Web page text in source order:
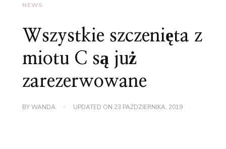
NEWS
Wszystkie szczenięta z
miotu C są już
zarezerwowane
BYWANDA UPDATED ON 23 PAŹDZIERNIKA, 2019